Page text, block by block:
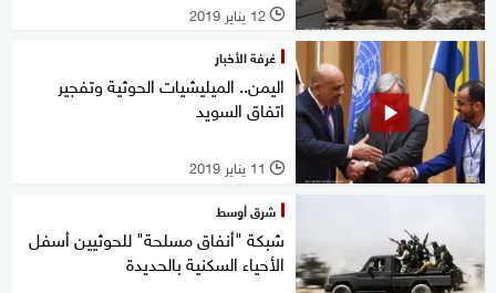
l 12 يناير 2019
غرفة الأخبار
اليمن.. الميليشيات الحوثية وتفجير
اتفاق السويد
l 11 يناير 2019
شرق أوسط
شبكة "أنفاق مسلحة" للحوثيين أسفل
الأحياء السكنية بالحديدة